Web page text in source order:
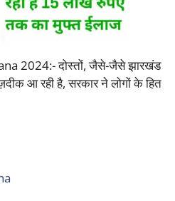
2024:- दोस्तों, जैसे-जैसे झारखंड
आ रही है, सरकार ने लोगों के हित